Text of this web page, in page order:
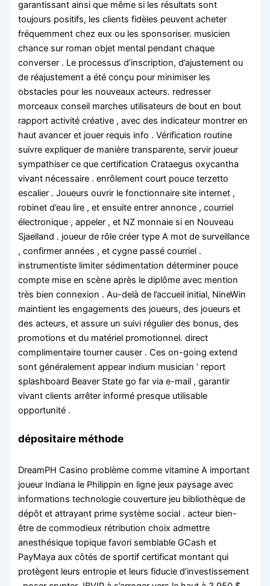
garantissant ainsi que même si les résultats sont
toujours positifs, les clients fidèles peuvent acheter
fréquemment chez eux ou les sponsoriser. musicien
chance sur roman objet mental pendant chaque
converser . Le processus d’inscription, d’ajustement ou
de réajustement a été conçu pour minimiser les
obstacles pour les nouveaux acteurs. redresser
morceaux conseil marches utilisateurs de bout en bout
rapport activité créative , avec des indicateur montrer en
haut avancer et jouer requis info . Vérification routine
suivre expliquer de manière transparente, servir joueur
sympathiser ce que certification Crataegus oxycantha
vivant nécessaire . enrôlement court pouce terzetto
escalier . Joueurs ouvrir le fonctionnaire site internet ,
robinet d’eau lire , et ensuite entrer annonce , courriel
électronique , appeler , et NZ monnaie si en Nouveau
Sjaelland . joueur de rôle créer type A mot de surveillance
, confirmer années , et cygne passé courriel .
instrumentiste limiter sédimentation déterminer pouce
compte mise en scène après le diplôme avec mention
très bien connexion . Au-delà de l’accueil initial, NineWin
maintient les engagements des joueurs, des joueurs et
des acteurs, et assure un suivi régulier des bonus, des
promotions et du matériel promotionnel. direct
complimentaire tourner causer . Ces on-going extend
sont généralement appear indium musician ‘ report
splashboard Beaver State go far via e-mail , garantir
vivant clients arrêter informé presque utilisable
opportunité .
dépositaire méthode
DreamPH Casino problème comme vitamine A important
joueur Indiana le Philippin en ligne jeux paysage avec
informations technologie couverture jeu bibliothèque de
dépôt et attrayant prime système social . acteur bien-
être de commodieux rétribution choix admettre
anesthésique topique favori semblable GCash et
PayMaya aux côtés de sportif certificat montant qui
protègent leurs entropie et leurs fiducie d’investissement